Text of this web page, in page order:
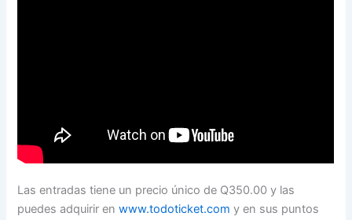
Las entradas tiene un precio único de Q350.00 y las
puedes adquirir enwww.todoticket.com y en sus puntos